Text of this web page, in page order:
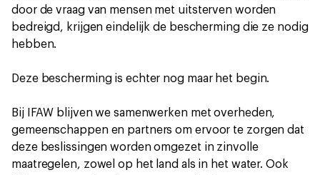
door de vraag van mensen met uitsterven worden
bedreigd, krijgen eindelijk de bescherming die ze nodig
hebben.
Deze bescherming is echter nog maar het begin.
Bij IFAW blijven we samenwerken met overheden,
gemeenschappen en partners om ervoor te zorgen dat
deze beslissingen worden omgezet in zinvolle
maatregelen, zowel op het land als in het water. Ook